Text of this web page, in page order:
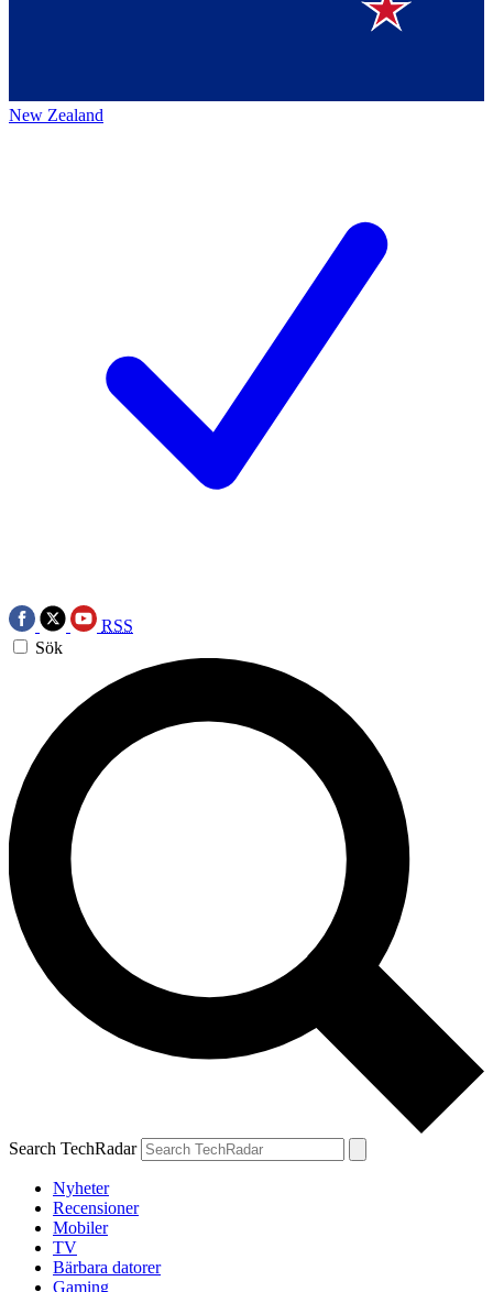
New Zealand
RSS
Sök
Search TechRadar
Nyheter
Recensioner
Mobiler
TV
Bärbara datorer
Gaming